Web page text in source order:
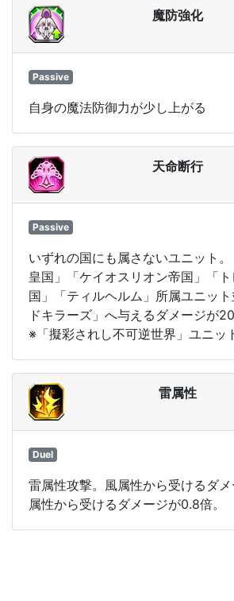
魔防強化
Passive
自身の魔法防御力が少し上がる
天命断行
Passive
いずれの国にも属さないユニット
皇国」「ケイオスリオン帝国」「
国」「ティルヘルム」所属ユニッ
ドキラーズ」へ与えるダメージが
※「擬彩されし不可逆世界」ユニッ
雷属性
Duel
雷属性攻撃。風属性から受けるダ
属性から受けるダメージが0.8倍。